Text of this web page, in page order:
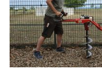
FAQ